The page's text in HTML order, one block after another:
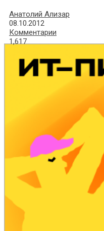
Анатолий Ализар
08.10.2012
Комментарии
1,617